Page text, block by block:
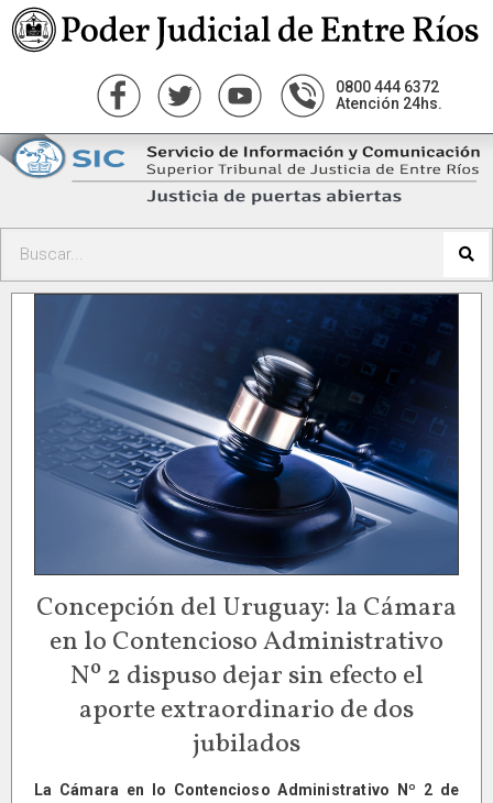
0800 444 6372
Atención 24hs.
Concepción del Uruguay: la Cámara
en lo Contencioso Administrativo
Nº 2 dispuso dejar sin efecto el
aporte extraordinario de dos
jubilados
La Cámara en lo Contencioso Administrativo Nº 2 de